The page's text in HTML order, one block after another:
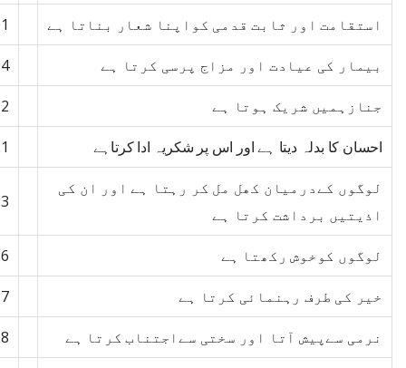
استقامت اور ثابت قدمی کواپنا شعار بناتا ہے
بیمار کی عیادت اور مزاج پرسی کرتا ہے
جنازہمیں شریک ہوتا ہے
احسان کا بدلہ دیتا ہے اور اس پر شکریہ ادا کرتاہے
لوگوں کےدرمیان کھل مل کر رہتا ہے اور ان کی
اذیتیں برداشت کرتا ہے
لوگوں کوخوش رکھتا ہے
خیر کی طرف رہنمائی کرتا ہے
نرمی سےپیش آتا اور سختی سےاجتناب کرتا ہے